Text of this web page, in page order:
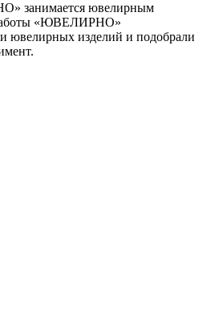
занимается ювелирным
работы «ЮВЕЛИРНО»
ювелирных изделий и подобрали